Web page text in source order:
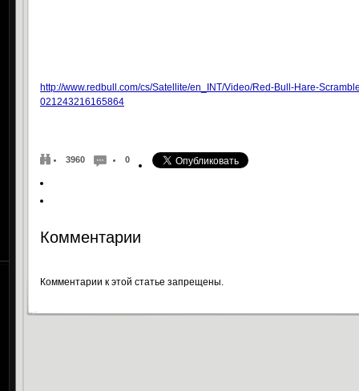
http://www.redbull.com/cs/Satellite/en_INT/Video/Red-Bull-Hare-
021243216165864
3960 0
Комментарии
Комментарии к этой статье запрещены.